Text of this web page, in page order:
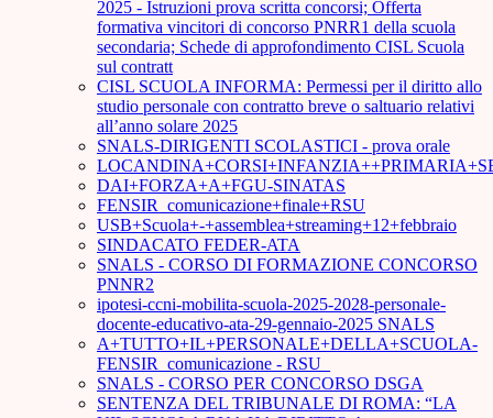
2025 - Istruzioni prova scritta concorsi; Offerta
formativa vincitori di concorso PNRR1 della scuola
secondaria; Schede di approfondimento CISL Scuola
sul contratt
CISL SCUOLA INFORMA: Permessi per il diritto allo
studio personale con contratto breve o saltuario relativi
all’anno solare 2025
SNALS-DIRIGENTI SCOLASTICI - prova orale
DAI+FORZA+A+FGU-SINATAS
FENSIR_comunicazione+finale+RSU
USB+Scuola+-+assemblea+streaming+12+febbraio
SINDACATO FEDER-ATA
SNALS - CORSO DI FORMAZIONE CONCORSO
PNNR2
ipotesi-ccni-mobilita-scuola-2025-2028-personale-
docente-educativo-ata-29-gennaio-2025 SNALS
A+TUTTO+IL+PERSONALE+DELLA+SCUOLA-
FENSIR_comunicazione - RSU_
SNALS - CORSO PER CONCORSO DSGA
SENTENZA DEL TRIBUNALE DI ROMA: “LA